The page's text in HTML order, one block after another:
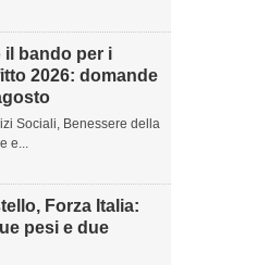
il bando per i
2026: domande
Sociali, Benessere della
e...
Forza Italia:
pesi e due